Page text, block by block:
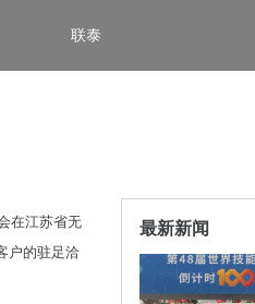
联泰
在江苏省无
户的驻足洽
最新新闻